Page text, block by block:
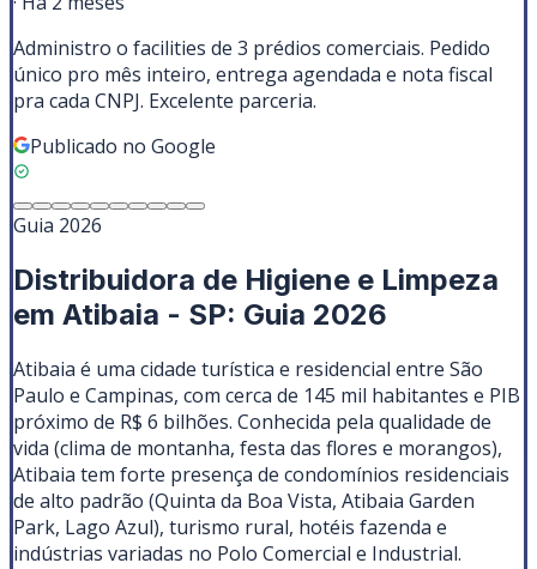
Administro o facilities de 3 prédios comerciais. Pedido
único pro mês inteiro, entrega agendada e nota fiscal
pra cada CNPJ. Excelente parceria.
Publicado no Google
Guia 2026
Distribuidora de Higiene e Limpeza
em Atibaia - SP: Guia 2026
Atibaia é uma cidade turística e residencial entre São
Paulo e Campinas, com cerca de 145 mil habitantes e PIB
próximo de R$ 6 bilhões. Conhecida pela qualidade de
vida (clima de montanha, festa das flores e morangos),
Atibaia tem forte presença de condomínios residenciais
de alto padrão (Quinta da Boa Vista, Atibaia Garden
Park, Lago Azul), turismo rural, hotéis fazenda e
indústrias variadas no Polo Comercial e Industrial.